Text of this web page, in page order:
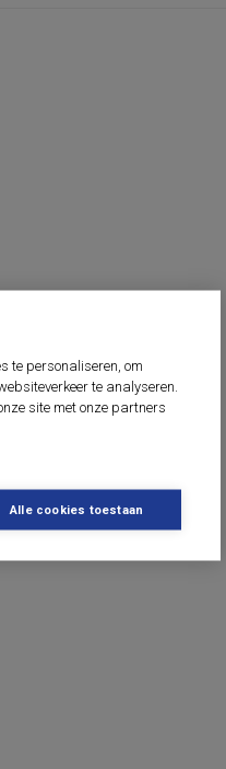
te personaliseren, om
te analyseren.
site met onze partners
Alle cookies toestaan